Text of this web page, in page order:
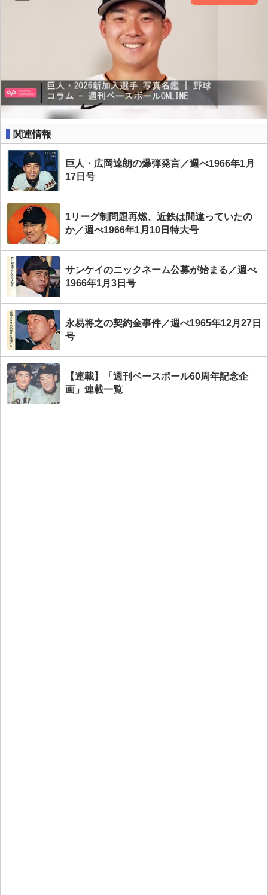
関連情報
巨人・広岡達朗の爆弾発言／週べ1966年1月
17日号
1リーグ制問題再燃、近鉄は間違っていたの
か／週べ1966年1月10日特大号
サンケイのニックネーム公募が始まる／週べ
1966年1月3日号
永易将之の契約金事件／週べ1965年12月27日
号
【連載】「週刊ベースボール60周年記念企
画」連載一覧